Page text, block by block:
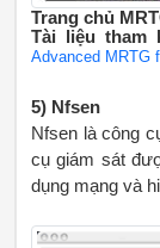
Trang chủ
Tài liệu tham
Advanced MRTG
5) Nfsen
Nfsen là công
cụ giám sát
dụng mạng và